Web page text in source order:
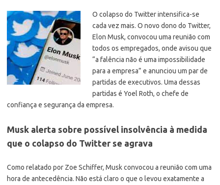
O colapso do Twitter intensifica-se
cada vez mais. O novo dono do Twitter,
Elon Musk, convocou uma reunião com
todos os empregados, onde avisou que
“a falência não é uma impossibilidade
para a empresa” e anunciou um par de
partidas de executivos. Uma dessas
partidas é Yoel Roth, o chefe de
confiança e segurança da empresa.
Musk alerta sobre possível insolvência à medida
que o colapso do Twitter se agrava
Como relatado por Zoe Schiffer, Musk convocou a reunião com uma
hora de antecedência. Não está claro o que o levou exatamente a